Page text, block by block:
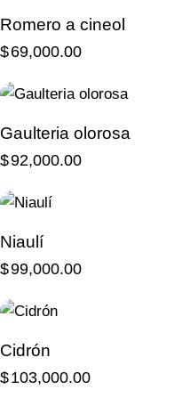
Romero a cineol
$69,000.00
Gaulteria olorosa
$92,000.00
Niaulí
$99,000.00
Cidrón
$103,000.00